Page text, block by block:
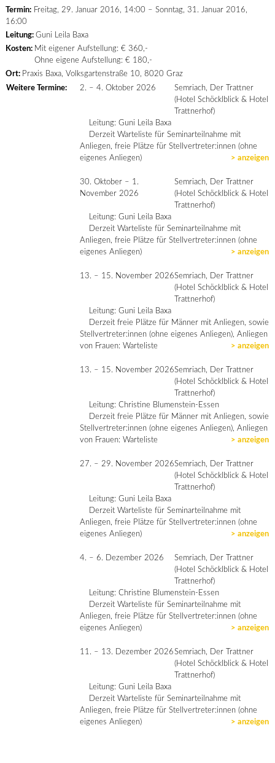
Termin:Freitag, 29. Januar 2016, 14:00 – Sonntag, 31. Januar 2016,
16:00
Leitung: Guni Leila Baxa
Kosten: Mit eigener Aufstellung: € 360,-
Ohne eigene Aufstellung: € 180,-
Ort: Praxis Baxa, Volksgartenstraße 10, 8020 Graz
Weitere Termine:
2. – 4. Oktober 2026
Semriach, Der Trattner
(Hotel Schöcklblick & Hotel
Trattnerhof)
Leitung: Guni Leila Baxa
Derzeit Warteliste für Seminarteilnahme mit
Anliegen, freie Plätze für Stellvertreter:innen (ohne
eigenes Anliegen)
> anzeigen
30. Oktober – 1.
November 2026
Semriach, Der Trattner
(Hotel Schöcklblick & Hotel
Trattnerhof)
Leitung: Guni Leila Baxa
Derzeit Warteliste für Seminarteilnahme mit
Anliegen, freie Plätze für Stellvertreter:innen (ohne
eigenes Anliegen)
> anzeigen
13. – 15. November 2026Semriach, Der Trattner
(Hotel Schöcklblick & Hotel
Trattnerhof)
Leitung: Guni Leila Baxa
Derzeit freie Plätze für Männer mit Anliegen, sowie
Stellvertreter:innen (ohne eigenes Anliegen), Anliegen
von Frauen: Warteliste
> anzeigen
13. – 15. November 2026Semriach, Der Trattner
(Hotel Schöcklblick & Hotel
Trattnerhof)
Leitung: Christine Blumenstein-Essen
Derzeit freie Plätze für Männer mit Anliegen, sowie
Stellvertreter:innen (ohne eigenes Anliegen), Anliegen
von Frauen: Warteliste
> anzeigen
27. – 29. November 2026Semriach, Der Trattner
(Hotel Schöcklblick & Hotel
Trattnerhof)
Leitung: Guni Leila Baxa
Derzeit Warteliste für Seminarteilnahme mit
Anliegen, freie Plätze für Stellvertreter:innen (ohne
eigenes Anliegen)
> anzeigen
4. – 6. Dezember 2026
Semriach, Der Trattner
(Hotel Schöcklblick & Hotel
Trattnerhof)
Leitung: Christine Blumenstein-Essen
Derzeit Warteliste für Seminarteilnahme mit
Anliegen, freie Plätze für Stellvertreter:innen (ohne
eigenes Anliegen)
> anzeigen
11. – 13. Dezember 2026Semriach, Der Trattner
(Hotel Schöcklblick & Hotel
Trattnerhof)
Leitung: Guni Leila Baxa
Derzeit Warteliste für Seminarteilnahme mit
Anliegen, freie Plätze für Stellvertreter:innen (ohne
eigenes Anliegen)
> anzeigen